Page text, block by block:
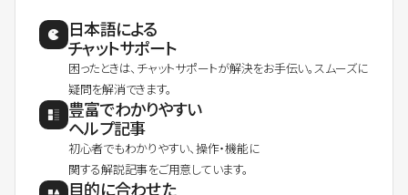
日本語による
チャットサポート
困ったときは、チャットサポートが解決をお手伝い。スムーズに
疑問を解消できます。
豊富でわかりやすい
ヘルプ記事
初心者でもわかりやすい、操作・機能に
関する解説記事をご用意しています。
目的に合わせた